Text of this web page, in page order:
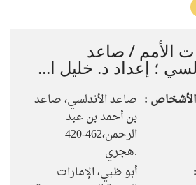
الأمم / صاعد
؛ إعداد د. خليل ا...
: صاعد الأندلسي، صاعد
بن أحمد بن عبد
الرحمن،‪‪ 420-462
هجري.‪‪
أبو ظبي، الإمارات